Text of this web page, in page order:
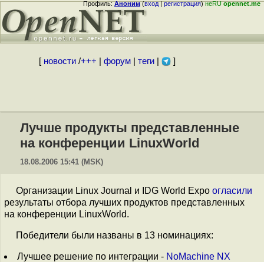
Профиль:Аноним(вход|регистрация)неRUopennet.me
[ новости/+++ форум| теги| ]
Лучше продукты представленные
на конференции LinuxWorld
18.08.2006 15:41 (MSK)
Организации Linux Journal и IDG World Expo огласили
результаты отбора лучших продуктов представленных
на конференции LinuxWorld.
Победители были названы в 13 номинациях:
Лучшее решение по интеграции - NoMachine NX